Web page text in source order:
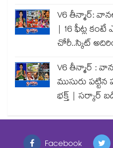
V6 తీన్మార్:
| 16 ఫీట్ల కంటే
చోరీ..స్కిట్
V6 తీన్మార్ :
ముసురు
భక్త్ | సర్కార్
Facebook